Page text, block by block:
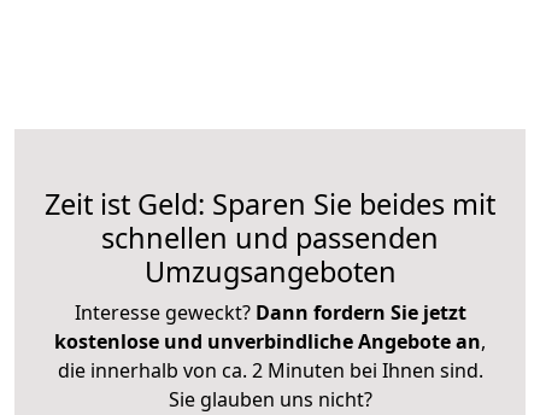
Zeit ist Geld: Sparen Sie beides mit
schnellen und passenden
Umzugsangeboten
Interesse geweckt? Dann fordern Sie jetzt
kostenlose und unverbindliche Angebote an,
die innerhalb von ca. 2 Minuten bei Ihnen sind.
Sie glauben uns nicht?